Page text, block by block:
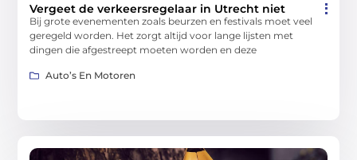
Vergeet de verkeersregelaar in Utrecht niet
Bij grote evenementen zoals beurzen en festivals moet veel
geregeld worden. Het zorgt altijd voor lange lijsten met
dingen die afgestreept moeten worden en deze
Auto’s En Motoren